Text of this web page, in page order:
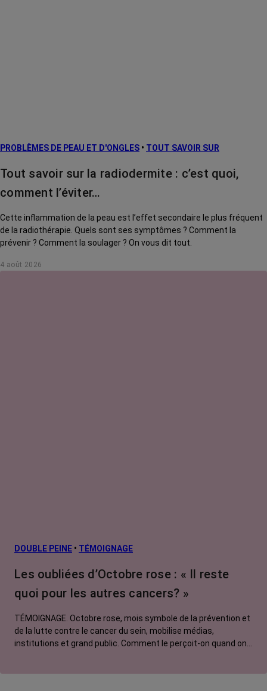
PROBLÈMES DE PEAU ET D'ONGLES • TOUT SAVOIR SUR
Tout savoir sur la radiodermite : c’est quoi,
comment l’éviter…
Cette inflammation de la peau est l’effet secondaire le plus fréquent
de la radiothérapie. Quels sont ses symptômes ? Comment la
prévenir ? Comment la soulager ? On vous dit tout.
4 août 2026
DOUBLE PEINE • TÉMOIGNAGE
Les oubliées d’Octobre rose : « Il reste
quoi pour les autres cancers? »
TÉMOIGNAGE. Octobre rose, mois symbole de la prévention et
de la lutte contre le cancer du sein, mobilise médias,
institutions et grand public. Comment le perçoit-on quand on